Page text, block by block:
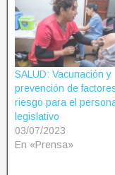
SALUD: Vacunación y
prevención de
riesgo para el
legislativo
03/07/2023
En «Prensa»